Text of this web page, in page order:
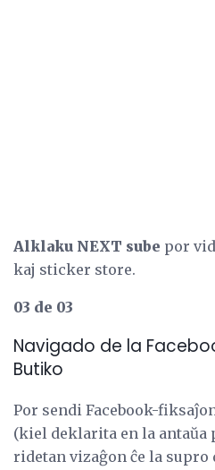
Alklaku NEXT sube por
kaj sticker store.
03 de 03
Navigado de la
Butiko
Por sendi Facebook-
(kiel deklarita en la antaŭa
ridetan vizaĝon ĉe la